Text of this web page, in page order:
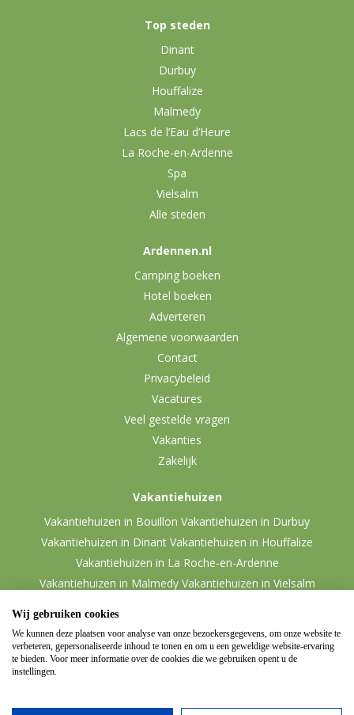
Top steden
Dinant
Durbuy
Houffalize
Malmedy
Lacs de l’Eau d’Heure
La Roche-en-Ardenne
Spa
Vielsalm
Alle steden
Ardennen.nl
Camping boeken
Hotel boeken
Adverteren
Algemene voorwaarden
Contact
Privacybeleid
Vacatures
Veel gestelde vragen
Vakanties
Zakelijk
Vakantiehuizen
Vakantiehuizen in Bouillon Vakantiehuizen in Durbuy
Vakantiehuizen in Dinant Vakantiehuizen in Houffalize
Vakantiehuizen in La Roche-en-Ardenne
Vakantiehuizen in Malmedy Vakantiehuizen in Vielsalm
Wij gebruiken cookies
We kunnen deze plaatsen voor analyse van onze bezoekersgegevens, om onze website te
verbeteren, gepersonaliseerde inhoud te tonen en om u een geweldige website-ervaring
te bieden. Voor meer informatie over de cookies die we gebruiken opent u de
instellingen.